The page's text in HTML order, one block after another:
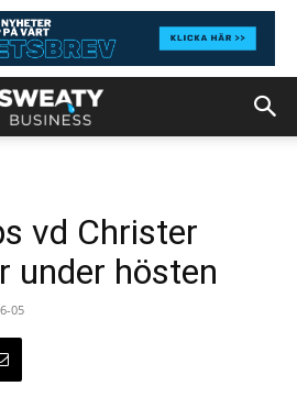
vd Christer
under hösten
05